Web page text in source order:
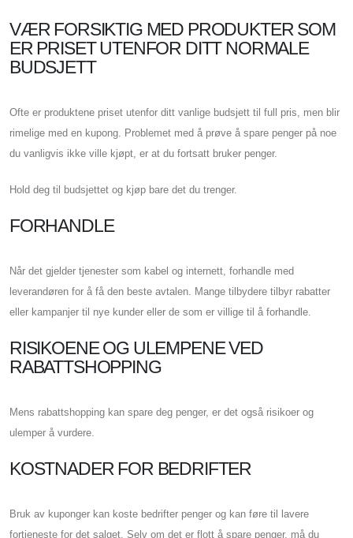
VÆR FORSIKTIG MED PRODUKTER SOM
ER PRISET UTENFOR DITT NORMALE
BUDSJETT
Ofte er produktene priset utenfor ditt vanlige budsjett til full pris, men blir
rimelige med en kupong. Problemet med å prøve å spare penger på noe
du vanligvis ikke ville kjøpt, er at du fortsatt bruker penger.
Hold deg til budsjettet og kjøp bare det du trenger.
FORHANDLE
Når det gjelder tjenester som kabel og internett, forhandle med
leverandøren for å få den beste avtalen. Mange tilbydere tilbyr rabatter
eller kampanjer til nye kunder eller de som er villige til å forhandle.
RISIKOENE OG ULEMPENE VED
RABATTSHOPPING
Mens rabattshopping kan spare deg penger, er det også risikoer og
ulemper å vurdere.
KOSTNADER FOR BEDRIFTER
Bruk av kuponger kan koste bedrifter penger og kan føre til lavere
fortjeneste for det salget. Selv om det er flott å spare penger, må du